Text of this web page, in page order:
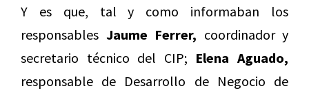
Y es que, tal y como informaban los
responsables Jaume Ferrer, coordinador y
secretario técnico del CIP; Elena Aguado,
responsable de Desarrollo de Negocio de